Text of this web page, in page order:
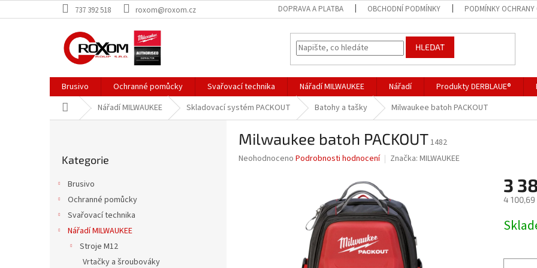
na
737 392 518 roxom@roxom.cz DOPRAVA A PLATBA OBCHODNÍ PODMÍNKY PODMÍNKY OCHRANY
HLEDAT
Brusivo Ochranné pomůcky Svařovací technika Nářadí MILWAUKEE Nářadí Produkty DERBLAUE®
Domů Nářadí MILWAUKEE Skladovací systém PACKOUT Batohy a tašky Milwaukee batoh PACKOUT
kategorie
Kategorie
Brusivo
Ochranné pomůcky
Svařovací technika
Nářadí MILWAUKEE
Stroje M12
Vrtačky a šroubováky
Milwaukee batoh PACKOUT1482
Průměrné
Neohodnoceno Podrobnosti hodnocení Značka: MILWAUKEE
3
4 100,69
cena: